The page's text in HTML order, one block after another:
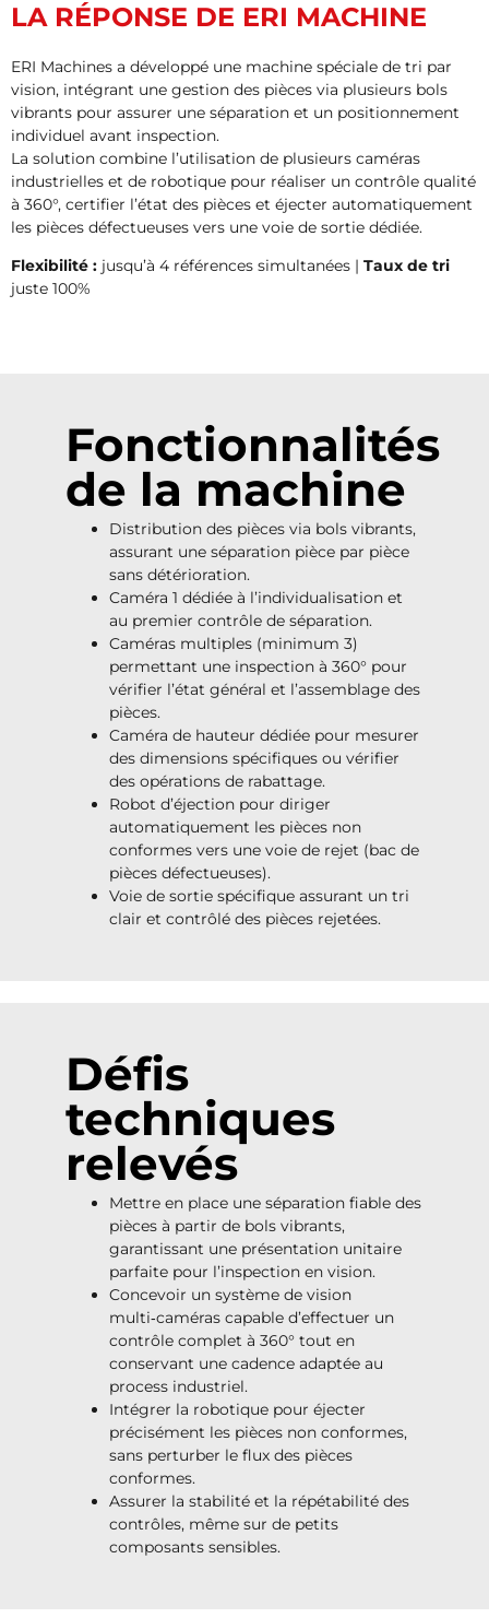
LA RÉPONSE DE ERI MACHINE
ERI Machines a développé une machine spéciale de tri par
vision, intégrant une gestion des pièces via plusieurs bols
vibrants pour assurer une séparation et un positionnement
individuel avant inspection.
La solution combine l’utilisation de plusieurs caméras
industrielles et de robotique pour réaliser un contrôle qualité
à 360°, certifier l’état des pièces et éjecter automatiquement
les pièces défectueuses vers une voie de sortie dédiée.
Flexibilité : jusqu’à 4 références simultanées | Taux de tri
juste 100%
Fonctionnalités
de la machine
Distribution des pièces via bols vibrants,
assurant une séparation pièce par pièce
sans détérioration.
Caméra 1 dédiée à l’individualisation et
au premier contrôle de séparation.
Caméras multiples (minimum 3)
permettant une inspection à 360° pour
vérifier l’état général et l’assemblage des
pièces.
Caméra de hauteur dédiée pour mesurer
des dimensions spécifiques ou vérifier
des opérations de rabattage.
Robot d’éjection pour diriger
automatiquement les pièces non
conformes vers une voie de rejet (bac de
pièces défectueuses).
Voie de sortie spécifique assurant un tri
clair et contrôlé des pièces rejetées.
Défis
techniques
relevés
Mettre en place une séparation fiable des
pièces à partir de bols vibrants,
garantissant une présentation unitaire
parfaite pour l’inspection en vision.
Concevoir un système de vision
multi‑caméras capable d’effectuer un
contrôle complet à 360° tout en
conservant une cadence adaptée au
process industriel.
Intégrer la robotique pour éjecter
précisément les pièces non conformes,
sans perturber le flux des pièces
conformes.
Assurer la stabilité et la répétabilité des
contrôles, même sur de petits
composants sensibles.